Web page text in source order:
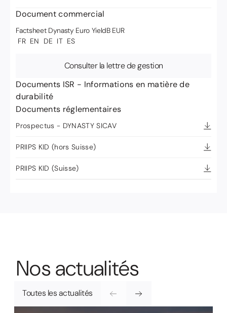
Document commercial
Factsheet Dynasty Euro YieldB EUR
FR EN DE IT ES
Consulter la lettre de gestion
Documents ISR - Informations en matière de
durabilité
Documents réglementaires
Prospectus - DYNASTY SICAV
PRIIPS KID (hors Suisse)
PRIIPS KID (Suisse)
Nos actualités
Toutes les actualités